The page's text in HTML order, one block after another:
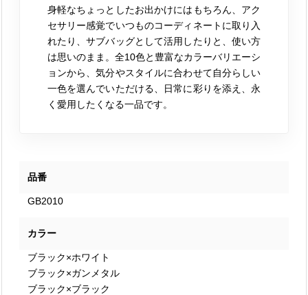
身軽なちょっとしたお出かけにはもちろん、アク
セサリー感覚でいつものコーディネートに取り入
れたり、サブバッグとして活用したりと、使い方
は思いのまま。全10色と豊富なカラーバリエーシ
ョンから、気分やスタイルに合わせて自分らしい
一色を選んでいただける、日常に彩りを添え、永
く愛用したくなる一品です。
品番
GB2010
カラー
ブラック×ホワイト
ブラック×ガンメタル
ブラック×ブラック